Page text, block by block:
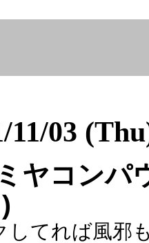
11/03
ヤコンパ
してれば風邪